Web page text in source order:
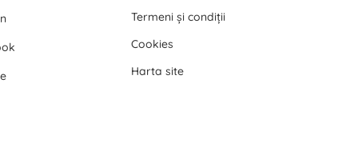
Termeni și condiții
Cookies
Harta site